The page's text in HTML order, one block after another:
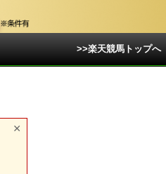
>>楽天競馬トップへ